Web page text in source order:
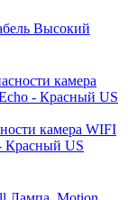
Высокий
камера WIFI
Красный US